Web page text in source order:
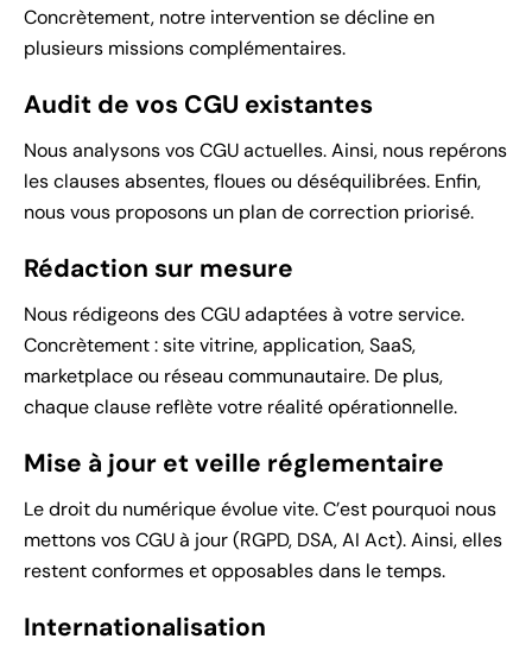
Concrètement, notre intervention se décline en
plusieurs missions complémentaires.
Audit de vos CGU existantes
Nous analysons vos CGU actuelles. Ainsi, nous repérons
les clauses absentes, floues ou déséquilibrées. Enfin,
nous vous proposons un plan de correction priorisé.
Rédaction sur mesure
Nous rédigeons des CGU adaptées à votre service.
Concrètement : site vitrine, application, SaaS,
marketplace ou réseau communautaire. De plus,
chaque clause reflète votre réalité opérationnelle.
Mise à jour et veille réglementaire
Le droit du numérique évolue vite. C’est pourquoi nous
mettons vos CGU à jour (RGPD, DSA, AI Act). Ainsi, elles
restent conformes et opposables dans le temps.
Internationalisation